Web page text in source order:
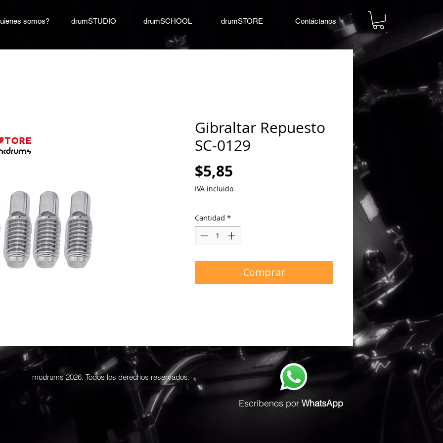
somos? drumSTUDIO drumSCHOOL drumSTORE Contáctanos
Gibraltar Repuesto
SC-0129
$5,85
IVA incluido
Cantidad *
Comprar
mcdrums 2026. Todos los derechos reservados.
Escríbenos por WhatsApp